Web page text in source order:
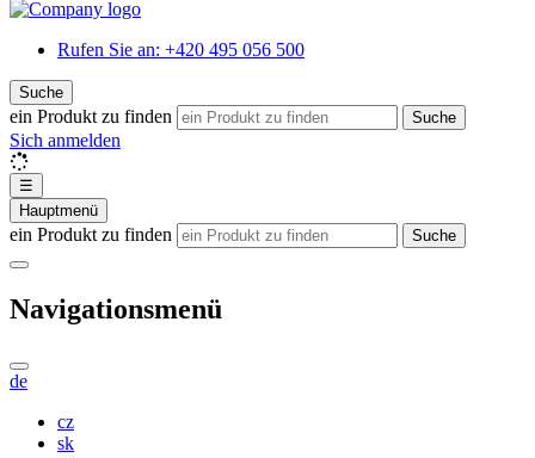
Rufen Sie an: +420 495 056 500
Suche
ein Produkt zu finden Suche
Sich anmelden
☰
Hauptmenü
ein Produkt zu finden Suche
Navigationsmenü
de
cz
sk